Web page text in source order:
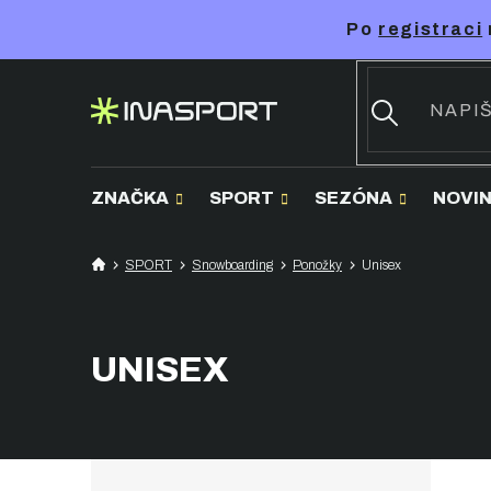
Po registraci
ZNAČKA SPORT SEZÓNA
SPORT Snowboarding Ponožky Unisex
UNISEX